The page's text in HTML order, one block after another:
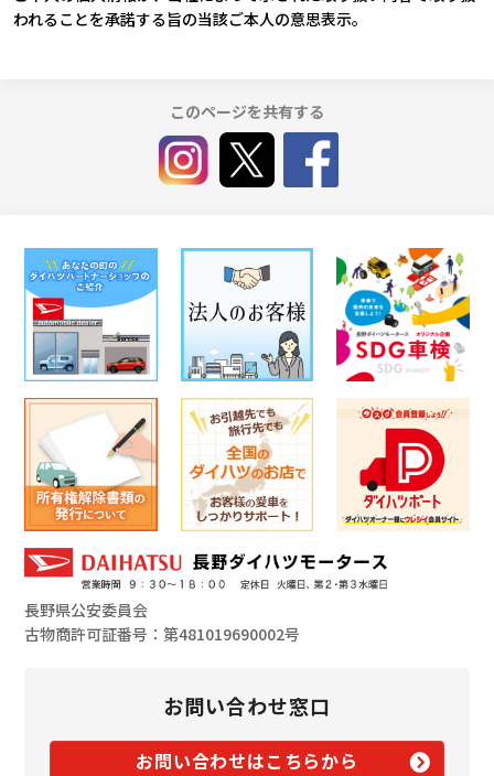
われることを承諾する旨の当該ご本人の意思表示。
このページを共有する
長野県公安委員会
古物商許可証番号：第481019690002号
お問い合わせ窓口
お問い合わせはこちらから